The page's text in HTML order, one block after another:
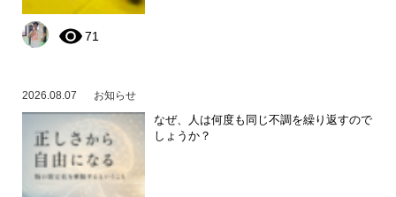
71
2026.08.07 お知らせ
なぜ、人は何度も同じ不調を繰り返すので
しょうか？